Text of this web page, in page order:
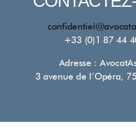
+33 (0)1 87 44
Adresse :
3 avenue de l’Opéra,